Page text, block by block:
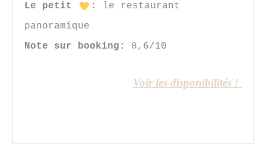
Le petit :
le restaurant
panoramique
Note sur booking:
8,6/10
Voir les disponibilités !